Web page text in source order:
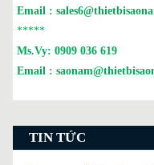
Email :
*****
Ms.Vy: 0909 036 619
Email :
TIN TỨC